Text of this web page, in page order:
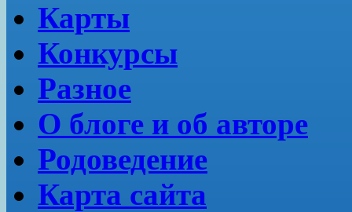
Карты
Конкурсы
Разное
О блоге и об авторе
Родоведение
Карта сайта